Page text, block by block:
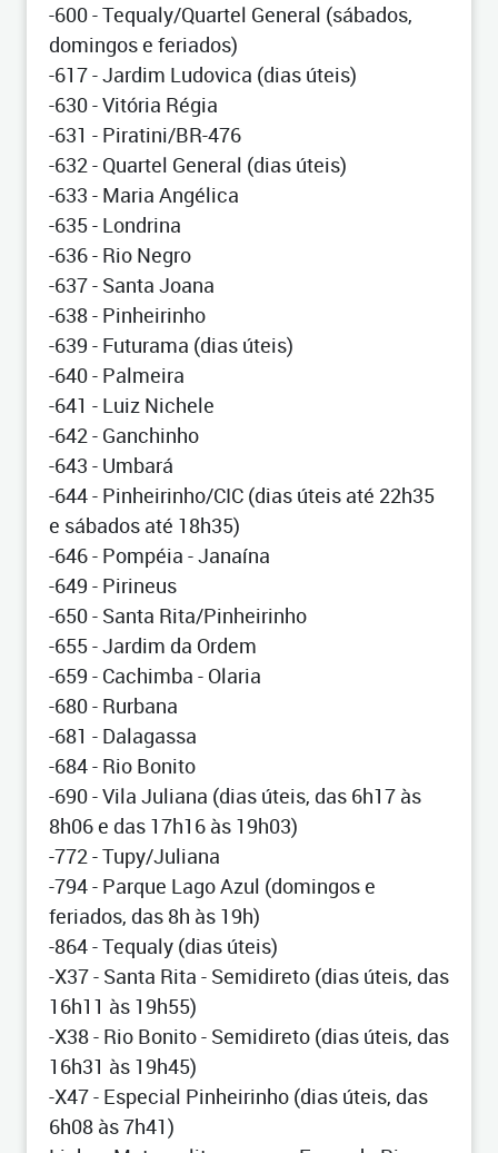
-600 - Tequaly/Quartel General (sábados,
domingos e feriados)
-617 - Jardim Ludovica (dias úteis)
-630 - Vitória Régia
-631 - Piratini/BR-476
-632 - Quartel General (dias úteis)
-633 - Maria Angélica
-635 - Londrina
-636 - Rio Negro
-637 - Santa Joana
-638 - Pinheirinho
-639 - Futurama (dias úteis)
-640 - Palmeira
-641 - Luiz Nichele
-642 - Ganchinho
-643 - Umbará
-644 - Pinheirinho/CIC (dias úteis até 22h35
e sábados até 18h35)
-646 - Pompéia - Janaína
-649 - Pirineus
-650 - Santa Rita/Pinheirinho
-655 - Jardim da Ordem
-659 - Cachimba - Olaria
-680 - Rurbana
-681 - Dalagassa
-684 - Rio Bonito
-690 - Vila Juliana (dias úteis, das 6h17 às
8h06 e das 17h16 às 19h03)
-772 - Tupy/Juliana
-794 - Parque Lago Azul (domingos e
feriados, das 8h às 19h)
-864 - Tequaly (dias úteis)
-X37 - Santa Rita - Semidireto (dias úteis, das
16h11 às 19h55)
-X38 - Rio Bonito - Semidireto (dias úteis, das
16h31 às 19h45)
-X47 - Especial Pinheirinho (dias úteis, das
6h08 às 7h41)